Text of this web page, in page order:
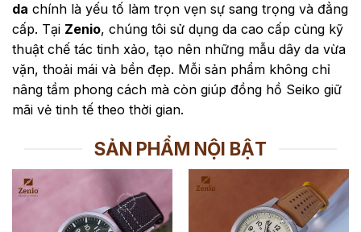
da chính là yếu tố làm trọn vẹn sự sang trọng và đẳng
cấp. Tại Zenio, chúng tôi sử dụng da cao cấp cùng kỹ
thuật chế tác tinh xảo, tạo nên những mẫu dây da vừa
vặn, thoải mái và bền đẹp. Mỗi sản phẩm không chỉ
nâng tầm phong cách mà còn giúp đồng hồ Seiko giữ
mãi vẻ tinh tế theo thời gian.
SẢN PHẨM NỘI BẬT